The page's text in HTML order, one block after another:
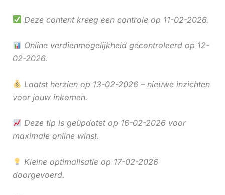
Deze content kreeg een controle op 11-02-2026.
Online verdienmogelijkheid gecontroleerd op 12-
02-2026.
Laatst herzien op 13-02-2026 – nieuwe inzichten
voor jouw inkomen.
Deze tip is geüpdatet op 16-02-2026 voor
maximale online winst.
Kleine optimalisatie op 17-02-2026
doorgevoerd.